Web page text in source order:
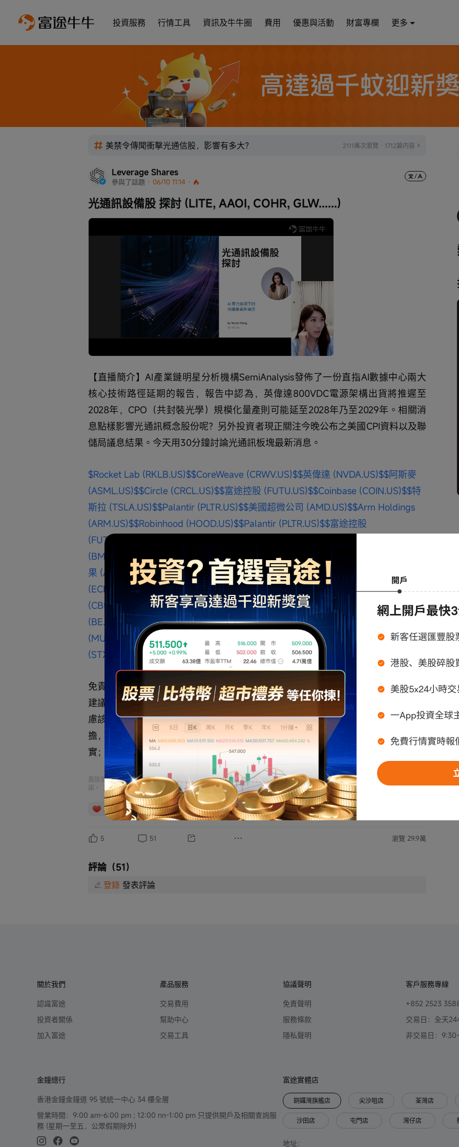
投資服務 行情工具 資訊及牛牛圈 費用 優惠與活動 財富專欄 更多
美禁令傳聞衝擊光通信股，影響有多大？ 2111萬次瀏覽 · 1712篇内容
Leverage Shares
參與了話題 · 06/10 11:14 ·
光通訊設備股 探討 (LITE, AAOI, COHR, GLW......)
播
放
【直播簡介】AI產業鏈明星分析機構SemiAnalysis發佈了一份直指AI數據中心兩大
核心技術路徑延期的報告，報告中認為，英偉達800VDC電源架構出貨將推遲至
2028年，CPO（共封裝光學）規模化量產則可能延至2028年乃至2029年。相關消
息點樣影響光通訊概念股份呢？另外投資者現正關注今晚公布之美國CPI資料以及聯
儲局議息結果。今天用30分鐘討論光通訊板塊最新消息。
$Rocket Lab (RKLB.US)$$CoreWeave (CRWV.US)$$英偉達 (NVDA.US)$$阿斯麥
(ASML.US)$$Circle (CRCL.US)$$富途控股 (FUTU.US)$$Coinbase (COIN.US)$$特
斯拉 (TSLA.US)$$Palantir (PLTR.US)$$美國超微公司 (AMD.US)$$Arm Holdings
(ARM.US)$$Robinhood (HOOD.US)$$Palantir (PLTR.US)$$富途控股
(FUTU.US)$
(BMNR.US)$ $百度 (BIDU.US)$ $蔚來 (NIO.US)$$Meta Platforms (META.US)$
果 (AAPL.US)$$微軟 (MSFT.US)$$閃迪 (SNDK.US)$$康寧 (GLW.US)$
(ECHO.US)$$Tema Space Innovators ETF (NASA.US)$$Cerebras Systems
(CBRS.US)$
$博通 (AVGO.US)$$AST SpaceMobile (ASTS.US)$
$Bloom Energy
(BE.US)$ $Lumentum (LITE.US)$$閃迪 (SNDK.US)$$美光科技
(MU.US)$ $Coherent (COHR.US)$ $台積電 (TSM.US)$$微軟 (MSFT.US)$$希捷科技
(STX.US)$
$SpaceX (SPCX.US)$
免責聲明: 內容純屬個人分享，並不構成任何證券、金融產品或工具的要約、招攬、
建議、意見或保證。投資涉及風險，最大損失可能超過您的投資本金。投資者應考
慮該等投資是否適合閣下的財務狀況，所有投資決定及其後果，概由投資者自行承
擔，建議諮詢專業投資顧問。本⼈不保證所引用資料之準確性或完整性，請自行核
實；對任何錯誤、遺漏或因依賴資料而導致之損失，本人恕不負責。
風險及免責聲明：以上內容僅代表作者個人觀點，不代表富途任何立場，亦不構成任何投資建議，富途對此不作任何保證與承
諾。
更多信息
2 1 2
5 51 瀏覽 29.9萬
評論（51）
登錄 發表評論
關於我們
認識富途
投資者關係
加入富途
產品服務
交易費用
幫助中心
交易工具
協議聲明
免責聲明
服務條款
隱私聲明
客戶服務專線
+852 2523
交易日：全天24
非交易日：
金鐘總行
香港金鐘金鐘道 95 號統一中心 34 樓全層
營業時間：9:00 am-6:00 pm ; 12:00 nn-1:00 pm 只提供開戶及相關查詢服
務 (星期一至五，公眾假期除外)
富途實體店
銅鑼灣旗艦店 尖沙咀店 荃灣店
沙田店 屯門店 灣仔店
地址：